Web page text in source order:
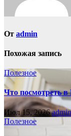
От admin
Похожая запись
Полезное
Что посмотреть в
Июл 15, 2026admin
Полезное